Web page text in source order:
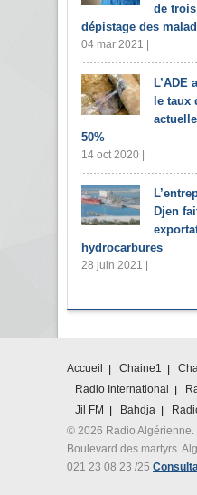
de
dépistage des
04 mar 2021 |
L’ADE
le taux
50%
14 oct 2020 |
Djen
hydrocarbures
28 juin 2021 |
Accueil Chaine1
Radio International
Jil FM
Bahdja
© 2026 Radio Algérienne.
Boulevard des martyrs.
021 23 08 23 /25